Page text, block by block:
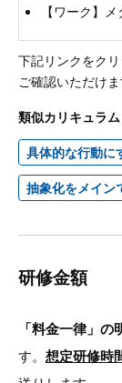
【ワーク】
下記リンクをク
ご確認いただけま
類似カリキュラム
具体的な行動に
抽象化をメイン
研修金額
「料金一律」の
す。 想定研修時